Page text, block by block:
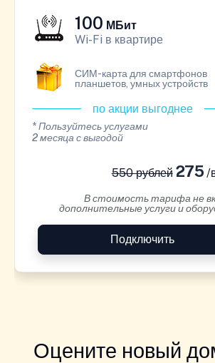
100 МБит
Wi-Fi в квартире
СИМ-карта для смартфонов
планшетов, умных устройств
по акции выгоднее
* Пользуйтесь услугами
2 месяца с выгодой
550 рублей275 /
В стоимость тарифа не
дополнительные услуги и
Подключить
Оцените новый